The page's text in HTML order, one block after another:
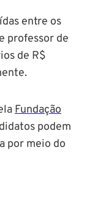
entre os
professor de
de R$
Fundação
podem
por meio do